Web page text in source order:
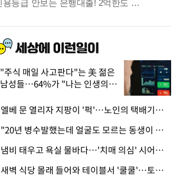
"주식 매일 사고판다"는 美 젊은
남성들…64%가 "나는 인생의
· 엘베 문 열리자 지팡이 '퍽'…노인의 택배기사 폭행 이유
· "20년 병수발했는데 얼굴도 모르는 동생이 유산 절반을"…배다른 형제 상속권 있을까
· 냄비 태우고 욕실 물바다…'치매 의심' 시어머니 검사 권유했다가 '날벼락'
· 새벽 식당 몰래 들어와 테이블서 '쿨쿨'…토사물 남기고 사라진 남성